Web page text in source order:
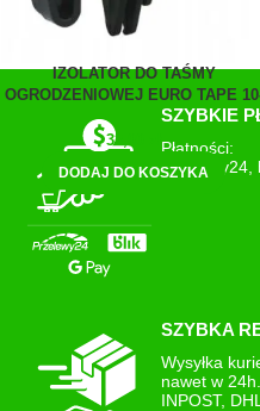
IZOLATOR DO TAŚMY
OGRODZENIOWEJ EURO TAPE
40MM 25 SZTUK
32,00
DODAJ DO KOSZYKA
SZYBKIE
Płatności:
Przelewy24,
SZYBKA
Wysyłka
nawet w 24h.
INPOST,